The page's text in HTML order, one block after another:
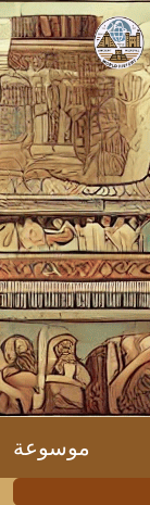
موسوعة